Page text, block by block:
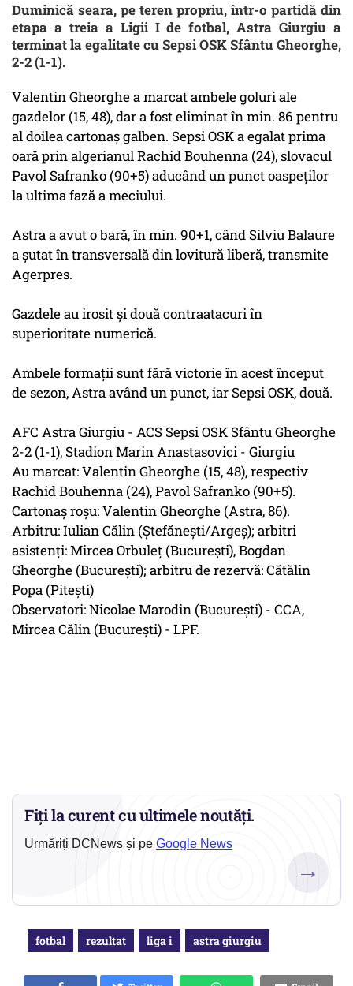
Duminică seara, pe teren propriu, într-o partidă din
etapa a treia a Ligii I de fotbal, Astra Giurgiu a
terminat la egalitate cu Sepsi OSK Sfântu Gheorghe,
2-2 (1-1).
Valentin Gheorghe a marcat ambele goluri ale
gazdelor (15, 48), dar a fost eliminat în min. 86 pentru
al doilea cartonaş galben. Sepsi OSK a egalat prima
oară prin algerianul Rachid Bouhenna (24), slovacul
Pavol Safranko (90+5) aducând un punct oaspeţilor
la ultima fază a meciului.
Astra a avut o bară, în min. 90+1, când Silviu Balaure
a şutat în transversală din lovitură liberă, transmite
Agerpres.
Gazdele au irosit şi două contraatacuri în
superioritate numerică.
Ambele formaţii sunt fără victorie în acest început
de sezon, Astra având un punct, iar Sepsi OSK, două.
AFC Astra Giurgiu - ACS Sepsi OSK Sfântu Gheorghe
2-2 (1-1), Stadion Marin Anastasovici - Giurgiu
Au marcat: Valentin Gheorghe (15, 48), respectiv
Rachid Bouhenna (24), Pavol Safranko (90+5).
Cartonaş roşu: Valentin Gheorghe (Astra, 86).
Arbitru: Iulian Călin (Ştefăneşti/Argeş); arbitri
asistenţi: Mircea Orbuleţ (Bucureşti), Bogdan
Gheorghe (Bucureşti); arbitru de rezervă: Cătălin
Popa (Piteşti)
Observatori: Nicolae Marodin (Bucureşti) - CCA,
Mircea Călin (Bucureşti) - LPF.
Fiți la curent cu ultimele noutăți.
Urmăriți DCNews și pe Google News
→
fotbal rezultat liga i astra giurgiu